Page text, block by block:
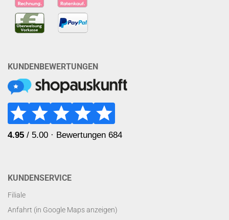
KUNDENBEWERTUNGEN
KUNDENSERVICE
Filiale
Anfahrt (in Google Maps anzeigen)